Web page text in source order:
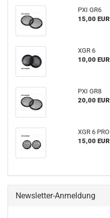
PXI GR6
15,00 EUR
XGR 6
10,00 EUR
PXI GR8
20,00 EUR
XGR 6 PRO
15,00 EUR
Newsletter-Anmeldung